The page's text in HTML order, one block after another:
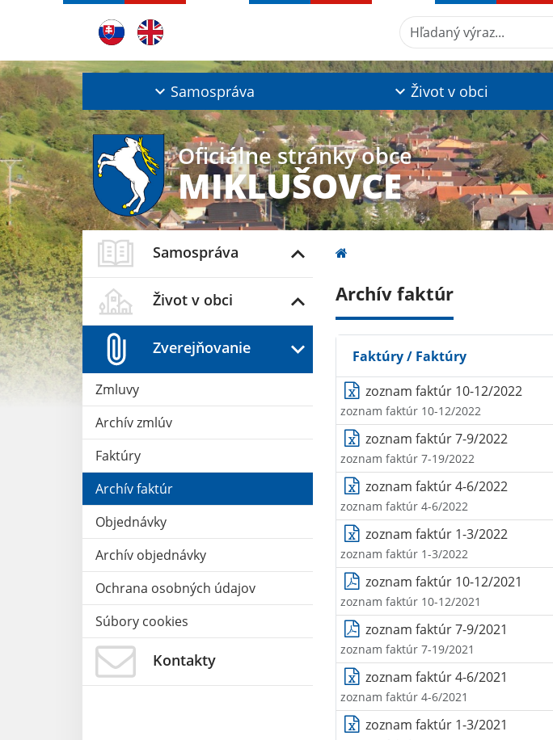
Hľadaný výraz...
Samospráva Život v obci
Oficiálne stránky obce
MIKLUŠOVCE
Samospráva
Život v obci
Zverejňovanie
Zmluvy
Archív zmlúv
Faktúry
Archív faktúr
Objednávky
Archív objednávky
Ochrana osobných údajov
Súbory cookies
Kontakty
Archív faktúr
Faktúry / Faktúry
zoznam faktúr 10-12/2022
zoznam faktúr 10-12/2022
zoznam faktúr 7-9/2022
zoznam faktúr 7-19/2022
zoznam faktúr 4-6/2022
zoznam faktúr 4-6/2022
zoznam faktúr 1-3/2022
zoznam faktúr 1-3/2022
zoznam faktúr 10-12/2021
zoznam faktúr 10-12/2021
zoznam faktúr 7-9/2021
zoznam faktúr 7-19/2021
zoznam faktúr 4-6/2021
zoznam faktúr 4-6/2021
zoznam faktúr 1-3/2021